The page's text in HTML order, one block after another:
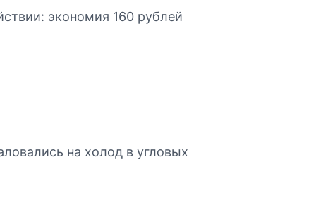
экономия 160 рублей
на холод в угловых